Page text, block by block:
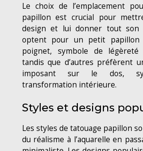
Le choix de l’emplacement
papillon est crucial pour
design et lui donner tout son
optent pour un petit
poignet, symbole de légèreté
tandis que d’autres préfèrent
imposant sur le dos,
transformation intérieure.
Styles et designs
Les styles de tatouage papillon
du réalisme à l’aquarelle en